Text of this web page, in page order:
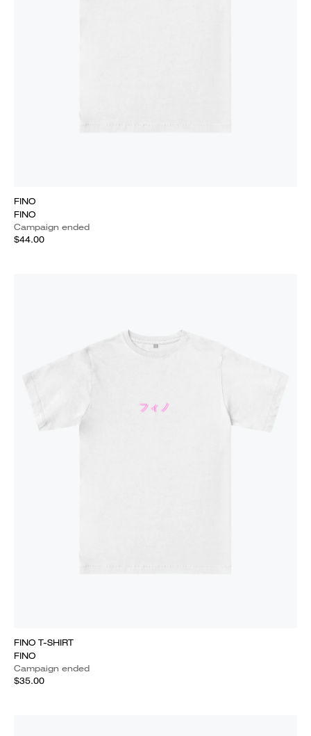
FINO
FINO
Campaign ended
$44.00
FINO T-SHIRT
FINO
Campaign ended
$35.00